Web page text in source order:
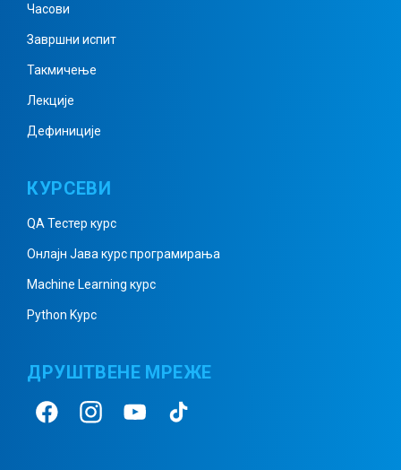
Комплексни бројеви 6
Квадратне једначине – решења
3
Часови
Завршни испит
Такмичење
Лекције
Дефиниције
КУРСЕВИ
QA Тестер курс
Онлајн Јава курс програмирања
Machine Learning курс
Python Kурс
ДРУШТВЕНЕ МРЕЖЕ